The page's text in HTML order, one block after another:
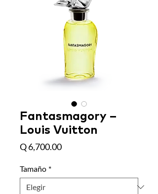
Fantasmagory –
Louis Vuitton
Q 6,700.00Precio
Tamaño *